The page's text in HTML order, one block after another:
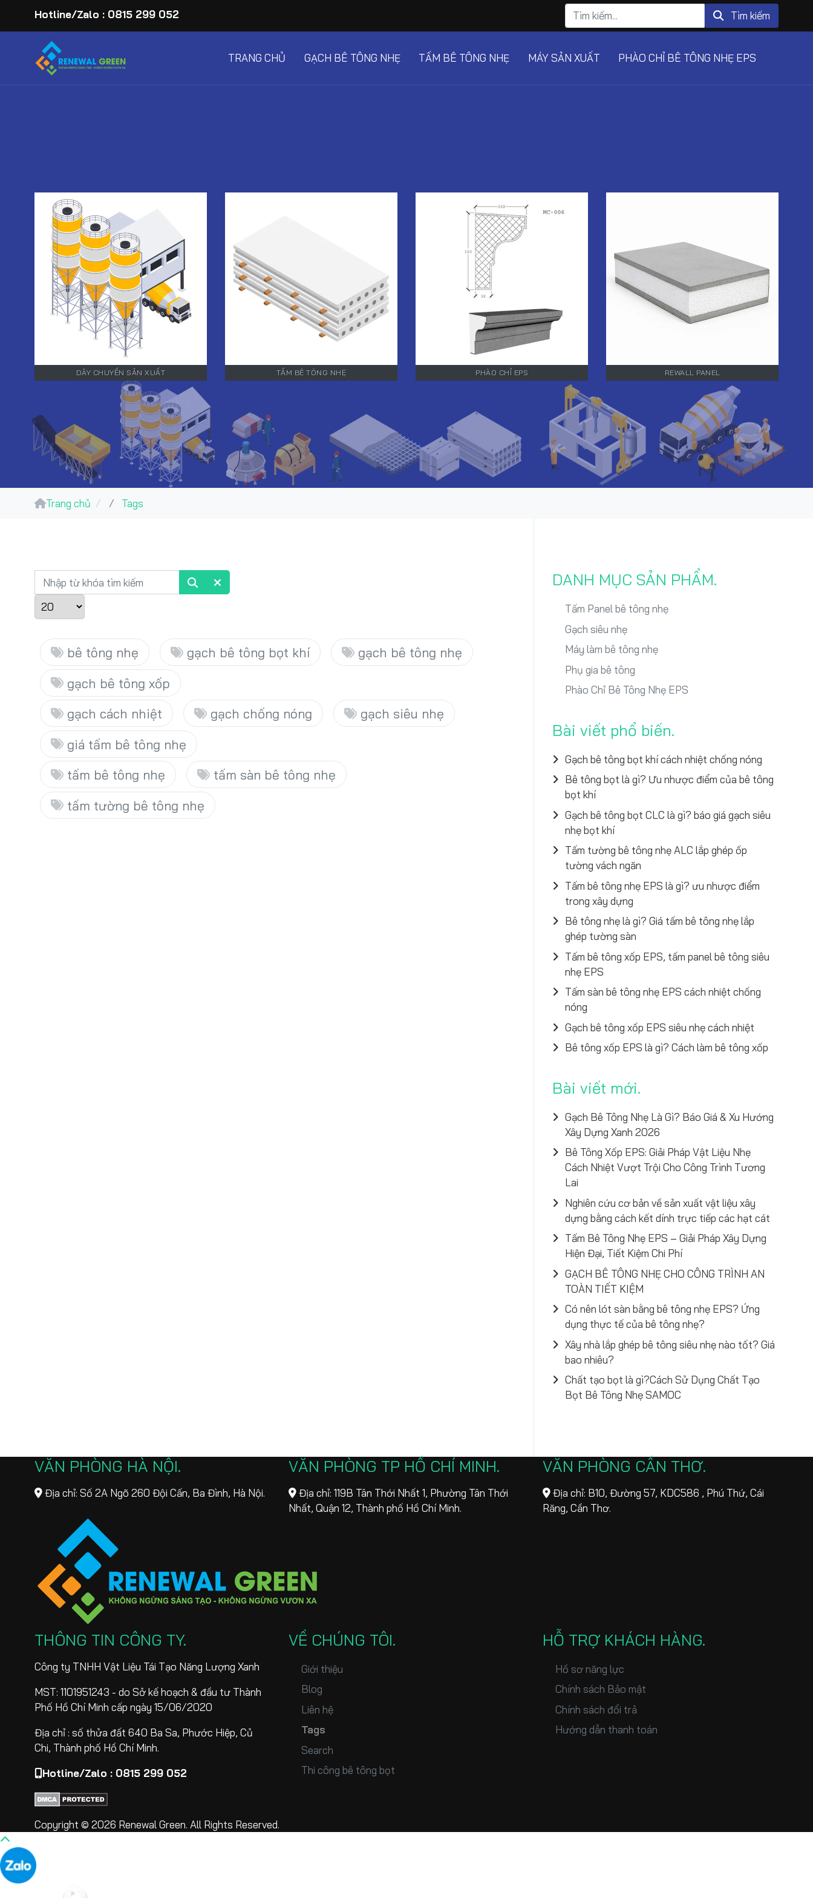
Hotline/Zalo : 0815 299 052 Tìm kiếm Tìm kiếm
TRANG CHỦ GẠCH BÊ TÔNG NHẸ TẤM BÊ TÔNG NHẸ MÁY SẢN XUẤT PHÀO CHỈ BÊ TÔNG NHẸ EPS
DÂY CHUYỀN SẢN XUẤT TẤM BÊ TÔNG NHẸ PHÀO CHỈ EPS REWALL PANEL
Trang chủ Tags
Nhập từ khóa tìm kiếm
Hiển thị #
bê tông nhẹ gạch bê tông bọt khí
gạch bê tông nhẹ
gạch bê tông xốp
gạch cách nhiệt
gạch chống nóng
gạch siêu nhẹ
giá tấm bê tông nhẹ
tấm bê tông nhẹ
tấm sàn bê tông nhẹ
tấm tường bê tông nhẹ
DANH MỤC SẢN PHẨM
Tấm Panel bê tông nhẹ
Gạch siêu nhẹ
Máy làm bê tông nhẹ
Phụ gia bê tông
Phào Chỉ Bê Tông Nhẹ EPS
Bài viết phổ biến
Gạch bê tông bọt khí cách nhiệt chống nóng
Bê tông bọt là gì? Ưu nhược điểm của bê tông
bọt khí
Gạch bê tông bọt CLC là gì? báo giá gạch siêu
nhẹ bọt khí
Tấm tường bê tông nhẹ ALC lắp ghép ốp
tường vách ngăn
Tấm bê tông nhẹ EPS là gì? ưu nhược điểm
trong xây dựng
Bê tông nhẹ là gì? Giá tấm bê tông nhẹ lắp
ghép tường sàn
Tấm bê tông xốp EPS, tấm panel bê tông siêu
nhẹ EPS
Tấm sàn bê tông nhẹ EPS cách nhiệt chống
nóng
Gạch bê tông xốp EPS siêu nhẹ cách nhiệt
Bê tông xốp EPS là gì? Cách làm bê tông xốp
Bài viết mới
Gạch Bê Tông Nhẹ Là Gì? Báo Giá & Xu Hướng
Xây Dựng Xanh 2026
Bê Tông Xốp EPS: Giải Pháp Vật Liệu Nhẹ
Cách Nhiệt Vượt Trội Cho Công Trình Tương
Lai
Nghiên cứu cơ bản về sản xuất vật liệu xây
dựng bằng cách kết dính trực tiếp các hạt cát
Tấm Bê Tông Nhẹ EPS – Giải Pháp Xây Dựng
Hiện Đại, Tiết Kiệm Chi Phí
GẠCH BÊ TÔNG NHẸ CHO CÔNG TRÌNH AN
TOÀN TIẾT KIỆM
Có nên lót sàn bằng bê tông nhẹ EPS? Ứng
dụng thực tế của bê tông nhẹ?
Xây nhà lắp ghép bê tông siêu nhẹ nào tốt? Giá
bao nhiêu?
Chất tạo bọt là gì?Cách Sử Dụng Chất Tạo
Bọt Bê Tông Nhẹ SAMOC
VĂN PHÒNG HÀ NỘI
Địa chỉ: Số 2A Ngõ 260 Đội Cấn, Ba Đình, Hà Nội.
VĂN PHÒNG TP HỒ CHÍ MINH
Địa chỉ: 119B Tân Thới Nhất 1, Phường Tân Thới
Nhất, Quận 12, Thành phố Hồ Chí Minh.
VĂN PHÒNG CẦN THƠ
Địa chỉ: B10, Đường 57, KDC586 , Phú Thứ, Cái
Răng, Cần Thơ.
THÔNG TIN CÔNG TY
Công ty TNHH Vật Liệu Tái Tạo Năng Lượng Xanh
MST: 1101951243 - do Sở kế hoạch & đầu tư Thành
Phố Hồ Chí Minh cấp ngày 15/06/2020
Địa chỉ : số thửa đất 640 Ba Sa, Phước Hiệp, Củ
Chi, Thành phố Hồ Chí Minh.
Hotline/Zalo : 0815 299 052
VỀ CHÚNG TÔI
Giới thiệu
Blog
Liên hệ
Tags
Search
Thi công bê tông bọt
HỖ TRỢ KHÁCH HÀNG
Hồ sơ năng lực
Chính sách Bảo mật
Chính sách đổi trả
Hướng dẫn thanh toán
Copyright © 2026 Renewal Green. All Rights Reserved.